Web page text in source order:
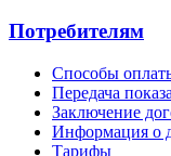
Потребителям
Способы
Передача
Заключение
Информация о
Тарифы